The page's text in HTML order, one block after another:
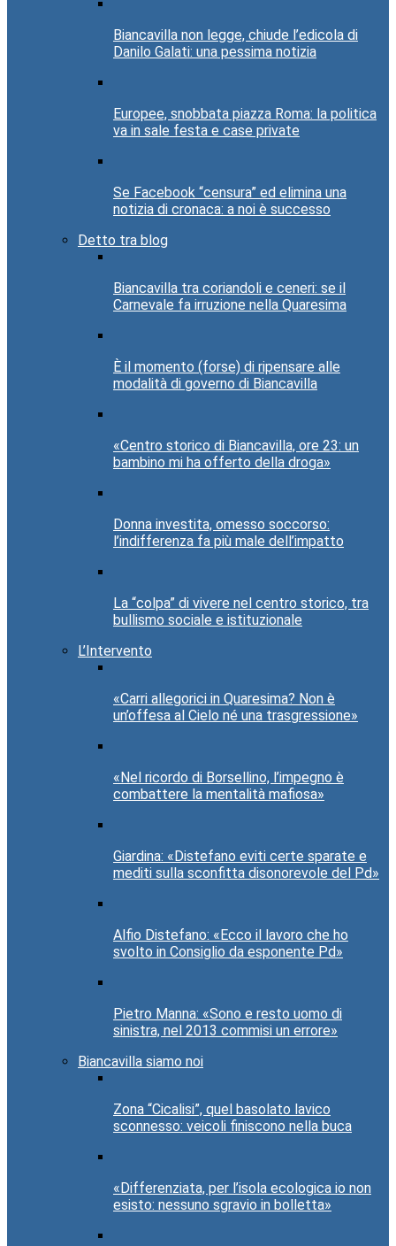
Biancavilla non legge, chiude l’edicola di
Danilo Galati: una pessima notizia
Europee, snobbata piazza Roma: la politica
va in sale festa e case private
Se Facebook “censura” ed elimina una
notizia di cronaca: a noi è successo
Detto tra blog
Biancavilla tra coriandoli e ceneri: se il
Carnevale fa irruzione nella Quaresima
È il momento (forse) di ripensare alle
modalità di governo di Biancavilla
«Centro storico di Biancavilla, ore 23: un
bambino mi ha offerto della droga»
Donna investita, omesso soccorso:
l’indifferenza fa più male dell’impatto
La “colpa” di vivere nel centro storico, tra
bullismo sociale e istituzionale
L’Intervento
«Carri allegorici in Quaresima? Non è
un’offesa al Cielo né una trasgressione»
«Nel ricordo di Borsellino, l’impegno è
combattere la mentalità mafiosa»
Giardina: «Distefano eviti certe sparate e
mediti sulla sconfitta disonorevole del Pd»
Alfio Distefano: «Ecco il lavoro che ho
svolto in Consiglio da esponente Pd»
Pietro Manna: «Sono e resto uomo di
sinistra, nel 2013 commisi un errore»
Biancavilla siamo noi
Zona “Cicalisi”, quel basolato lavico
sconnesso: veicoli finiscono nella buca
«Differenziata, per l’isola ecologica io non
esisto: nessuno sgravio in bolletta»